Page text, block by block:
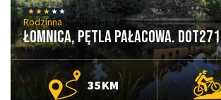
Rodzinna
Łomnica, Pętla Pałacowa. DOT271
35KM